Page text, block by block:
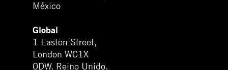
México
Global
1 Easton Street,
London WC1X
0DW. Reino Unido.